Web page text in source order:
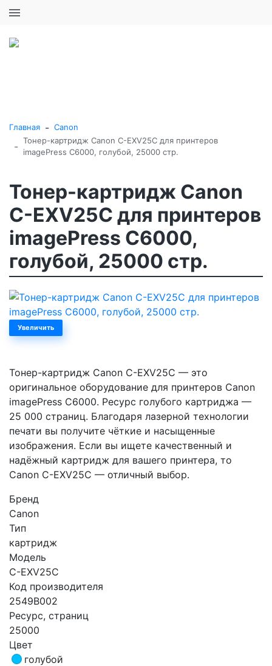
Главная - Canon
- Тонер-картридж Canon C-EXV25C для принтеров
imagePress C6000, голубой, 25000 стр.
Тонер-картридж Canon
C-EXV25C для принтеров
imagePress C6000,
голубой, 25000 стр.
Увеличить
Тонер-картридж Canon C-EXV25C — это
оригинальное оборудование для принтеров Canon
imagePress C6000. Ресурс голубого картриджа —
25 000 страниц. Благодаря лазерной технологии
печати вы получите чёткие и насыщенные
изображения. Если вы ищете качественный и
надёжный картридж для вашего принтера, то
Canon C-EXV25C — отличный выбор.
Бренд
Canon
Тип
картридж
Модель
C-EXV25C
Код производителя
2549B002
Ресурс, страниц
25000
Цвет
голубой